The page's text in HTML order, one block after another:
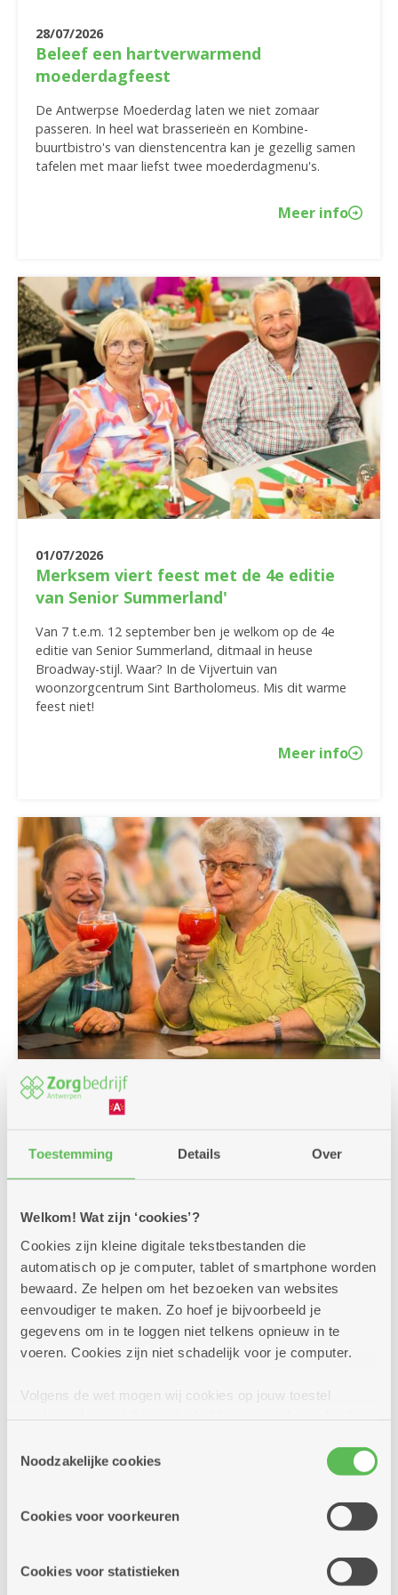
Toestemming Details Over
Welkom! Wat zijn ‘cookies’?
Cookies zijn kleine digitale tekstbestanden die
automatisch op je computer, tablet of smartphone worden
bewaard. Ze helpen om het bezoeken van websites
eenvoudiger te maken. Zo hoef je bijvoorbeeld je
gegevens om in te loggen niet telkens opnieuw in te
voeren. Cookies zijn niet schadelijk voor je computer.
Volgens de wet mogen wij cookies op jouw toestel
cookies hebben we jouw toestemming nodig. Sommige
cookies worden geplaatst door derde partijen die een
informatie over jouw (geanonimiseerd) gebruik van onze
partners kunnen deze gegevens combineren met andere
Noodzakelijke cookies
Cookies voor voorkeuren
Cookies voor statistieken
28/07/2026
Beleef een hartverwarmend
moederdagfeest
De Antwerpse Moederdag laten we niet zomaar
passeren. In heel wat brasserieën en Kombine-
buurtbistro's van dienstencentra kan je gezellig samen
tafelen met maar liefst twee moederdagmenu's.
Meer info
01/07/2026
Merksem viert feest met de 4e editie
van Senior Summerland'
Van 7 t.e.m. 12 september ben je welkom op de 4e
editie van Senior Summerland, ditmaal in heuse
Broadway-stijl. Waar? In de Vijvertuin van
woonzorgcentrum Sint Bartholomeus. Mis dit warme
feest niet!
Meer info
25/06/2026
Klink op de zomer met cocktails of
mocktails
kaart. Kom je proeven? Op heel wat locaties kan dat
trouwens in een sfeervolle zomerbar!
Meer info